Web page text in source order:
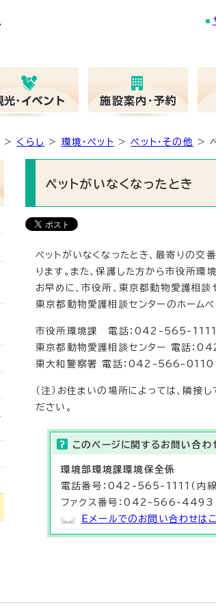
> くらし > 環境・ペット >ペット・その他 >
ペットがいなくなったとき
ペットがいなくなったとき、最寄りの交
ります。また、保護した方から市役所環
お早めに、市役所、東京都動物愛護相談
東京都動物愛護相談センターのホーム
市役所環境課 電話：042-565-1111
東京都動物愛護相談センター 電話
東大和警察署 電話：042-566-0110
（注）お住まいの場所によっては、隣接
ださい。
このページに関する お問い合わ
環境部環境課環境保全係
電話番号：042-565-1111（内
ファクス番号：042-566-4493
Eメールでのお問い合わせは